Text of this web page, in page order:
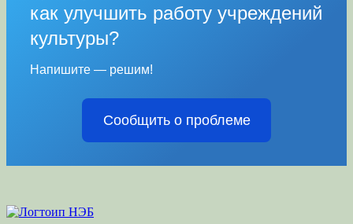
как улучшить работу учреждений
культуры?
Напишите — решим!
Сообщить о проблеме